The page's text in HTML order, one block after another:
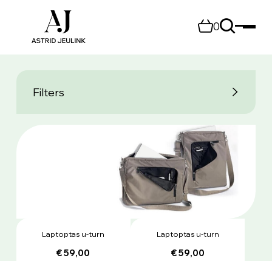
0
Filters
Laptoptas u-turn
€ 59,00
Laptoptas u-turn
€ 59,00